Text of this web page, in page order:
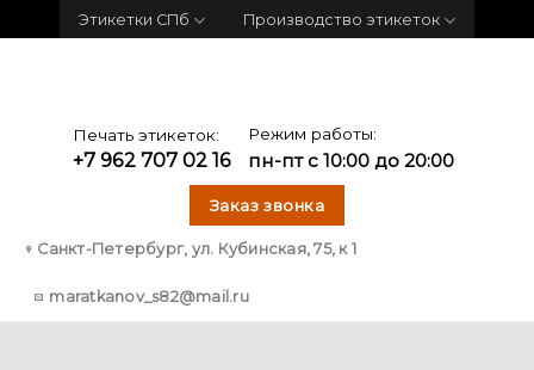
to
Этикетки СПб Производство этикеток
Печать этикеток:
+7 962 707 02 16
Режим работы:
пн-пт с 10:00 до 20:00
Заказ звонка
Санкт-Петербург, ул. Кубинская, 75, к 1
maratkanov_s82@mail.ru